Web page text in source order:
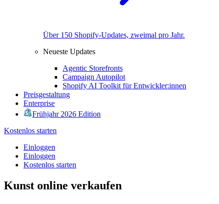
Über 150 Shopify-Updates, zweimal pro Jahr.
Neueste Updates
Agentic Storefronts
Campaign Autopilot
Shopify AI Toolkit für Entwickler:innen
Preisgestaltung
Enterprise
Frühjahr 2026 Edition
Kostenlos starten
Einloggen
Einloggen
Kostenlos starten
Kunst online verkaufen